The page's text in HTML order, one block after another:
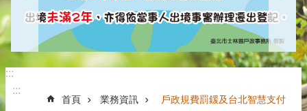
:::
:::
首頁 業務資訊 戶政規費罰鍰及台北智慧支付